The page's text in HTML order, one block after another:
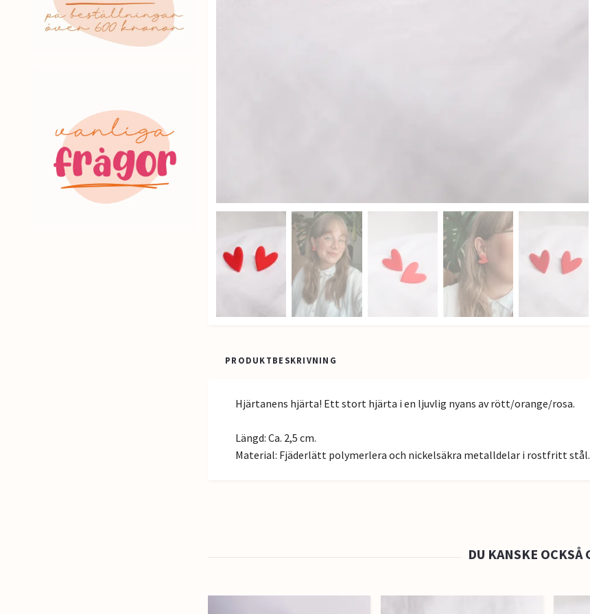
PRODUKTBESKRIVNING
Hjärtanens hjärta! Ett stort hjärta i en ljuvlig nyans av rött/orange/rosa.
Längd: Ca. 2,5 cm.
Material: Fjäderlätt polymerlera och nickelsäkra metalldelar i rostfritt stål.